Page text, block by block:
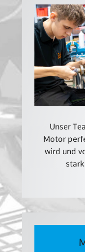
Unser
Motor
wird und